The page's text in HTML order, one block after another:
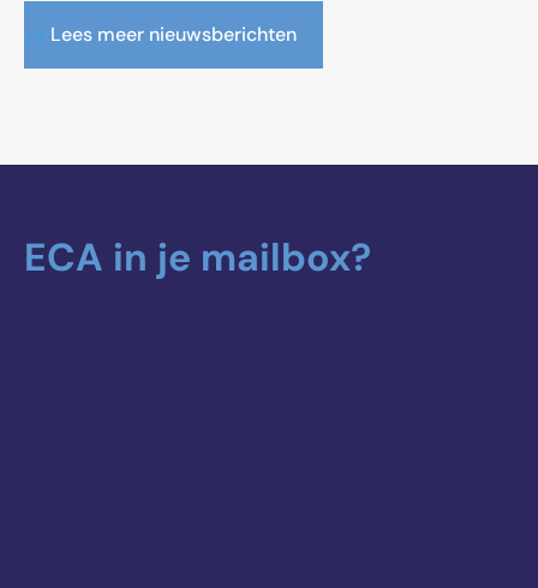
Lees meer nieuwsberichten
ECA in je mailbox?